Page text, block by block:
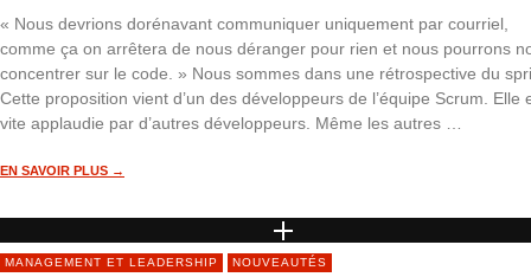
« Nous devrions dorénavant communiquer uniquement par courriel,
comme ça on arrêtera de nous déranger pour rien et nous pourrons
concentrer sur le code. » Nous sommes dans une rétrospective du
Cette proposition vient d’un des développeurs de l’équipe Scrum. Elle
vite applaudie par d’autres développeurs. Même les autres …
EN SAVOIR PLUS →
MANAGEMENT ET LEADERSHIP NOUVEAUTÉS